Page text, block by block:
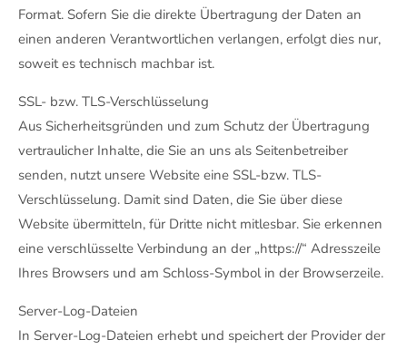
Format. Sofern Sie die direkte Übertragung der Daten an
einen anderen Verantwortlichen verlangen, erfolgt dies nur,
soweit es technisch machbar ist.
SSL- bzw. TLS-Verschlüsselung
Aus Sicherheitsgründen und zum Schutz der Übertragung
vertraulicher Inhalte, die Sie an uns als Seitenbetreiber
senden, nutzt unsere Website eine SSL-bzw. TLS-
Verschlüsselung. Damit sind Daten, die Sie über diese
Website übermitteln, für Dritte nicht mitlesbar. Sie erkennen
eine verschlüsselte Verbindung an der „https://“ Adresszeile
Ihres Browsers und am Schloss-Symbol in der Browserzeile.
Server-Log-Dateien
In Server-Log-Dateien erhebt und speichert der Provider der